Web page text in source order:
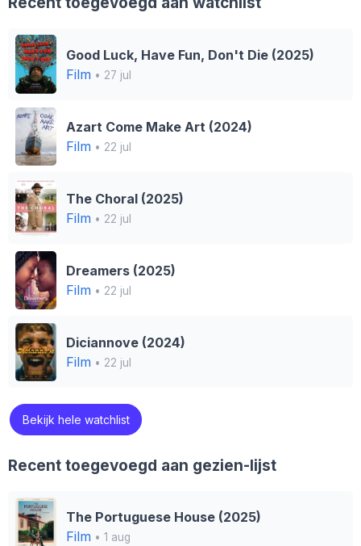
Good Luck, Have Fun, Don't Die (2025)
Film • 27 jul
Azart Come Make Art (2024)
Film • 22 jul
The Choral (2025)
Film • 22 jul
Dreamers (2025)
Film • 22 jul
Diciannove (2024)
Film • 22 jul
Bekijk hele watchlist
Recent toegevoegd aan gezien-lijst
The Portuguese House (2025)
Film • 1 aug